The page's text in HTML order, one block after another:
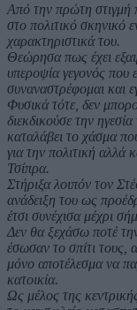
Από την πρώτη στιγμή
στο πολιτικό σκηνικό
χαρακτηριστικά του.
Θεώρησα πως έχει
υπεροψία γεγονός που
συναναστρέφομαι και
Φυσικά τότε, δεν
διεκδικούσε την
καταλάβει το χάσμα
για την πολιτική
Τσίπρα.
Στήριξα λοιπόν τον
ανάδειξη του ως
έτσι συνέχισα μέχρι
Δεν θα ξεχάσω ποτέ
έσωσαν το σπίτι τους,
μόνο αποτέλεσμα να
κατοικία.
Ως μέλος της